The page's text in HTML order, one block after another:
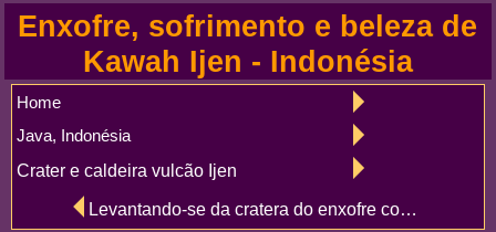
Enxofre, sofrimento e beleza de
Kawah Ijen - Indonésia
Home
Java, Indonésia
Crater e caldeira vulcão Ijen
Levantando-se da cratera do enxofre condenados, Kawah Ijen